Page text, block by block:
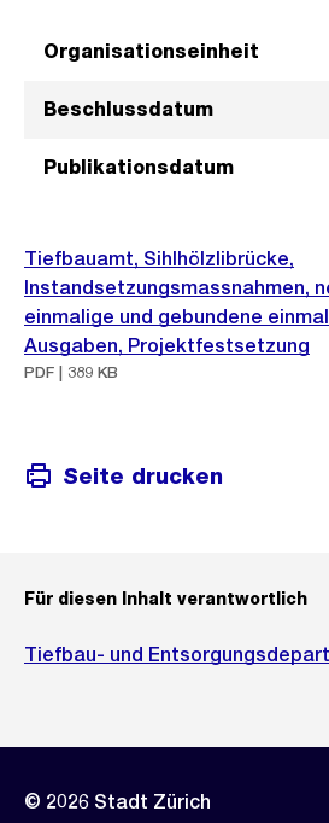
Organisationseinheit
Beschlussdatum
Publikationsdatum
Tiefbauamt, Sihlhölzlibrücke,
Instandsetzungsmassnahmen,
einmalige und gebundene
Ausgaben, Projektfestsetzung
PDF | 389 KB
Seite drucken
Für diesen Inhalt verantwortlich
Tiefbau- und
© 2026 Stadt Zürich